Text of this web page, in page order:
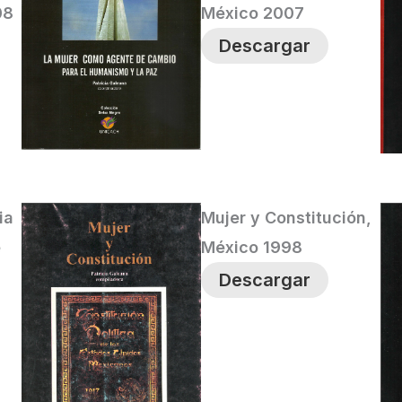
México 2007
Descargar
Mujer y Constitución,
México 1998
Descargar